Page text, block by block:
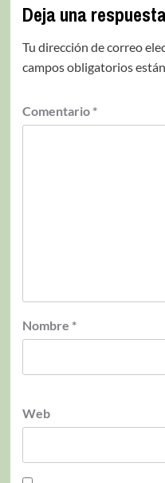
Deja una
Tu dirección de correo
campos obligatorios
Comentario *
Nombre *
Web